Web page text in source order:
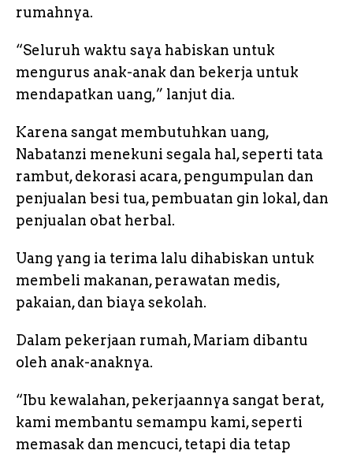
rumahnya.
“Seluruh waktu saya habiskan untuk
mengurus anak-anak dan bekerja untuk
mendapatkan uang,” lanjut dia.
Karena sangat membutuhkan uang,
Nabatanzi menekuni segala hal, seperti tata
rambut, dekorasi acara, pengumpulan dan
penjualan besi tua, pembuatan gin lokal, dan
penjualan obat herbal.
Uang yang ia terima lalu dihabiskan untuk
membeli makanan, perawatan medis,
pakaian, dan biaya sekolah.
Dalam pekerjaan rumah, Mariam dibantu
oleh anak-anaknya.
“Ibu kewalahan, pekerjaannya sangat berat,
kami membantu semampu kami, seperti
memasak dan mencuci, tetapi dia tetap